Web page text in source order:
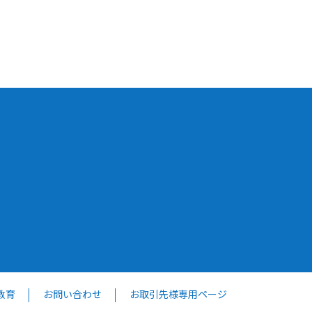
育 お問い合わせ お取引先様専用ページ